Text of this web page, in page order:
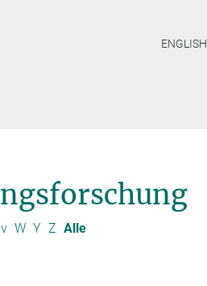
ENGLISH
v W Y Z Alle